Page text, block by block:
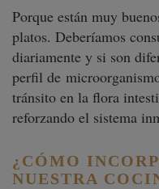
Porque están muy
platos. Deberíamos
diariamente y si son
perfil de
tránsito en la flora
reforzando el sistema
¿CÓMO
NUESTRA